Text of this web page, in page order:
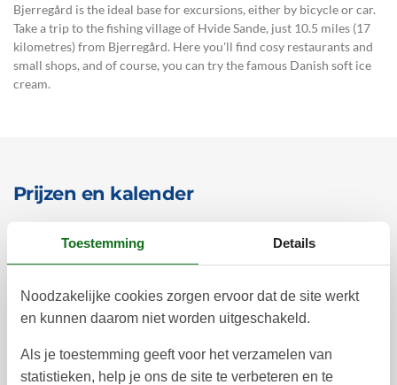
Bjerregård is the ideal base for excursions, either by bicycle or car.
Take a trip to the fishing village of Hvide Sande, just 10.5 miles (17
kilometres) from Bjerregård. Here you'll find cosy restaurants and
small shops, and of course, you can try the famous Danish soft ice
cream.
Prijzen en kalender
Duur
december 2026
Toestemming Details
Noodzakelijke cookies zorgen ervoor dat de site werkt
en kunnen daarom niet worden uitgeschakeld.
Als je toestemming geeft voor het verzamelen van
statistieken, help je ons de site te verbeteren en te